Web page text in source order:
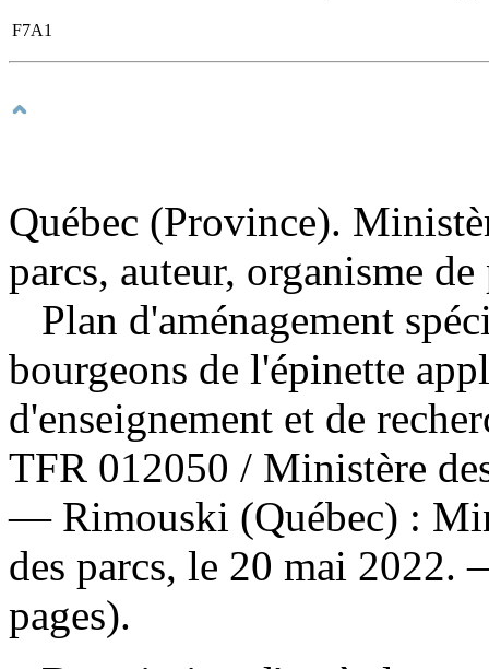
F7A1
Québec (Province).
parcs, auteur, organisme
Plan d'aménagement
bourgeons de l'épinette
d'enseignement et de
TFR 012050 / Ministère
— Rimouski (Québec) :
des parcs, le 20 mai 2022.
pages).